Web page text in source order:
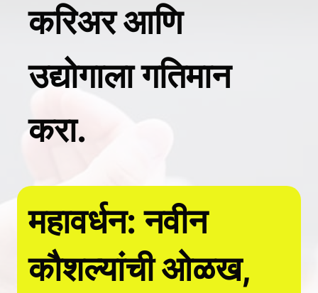
करिअर आणि
उद्योगाला गतिमान
करा.
महावर्धन: नवीन
कौशल्यांची ओळख,